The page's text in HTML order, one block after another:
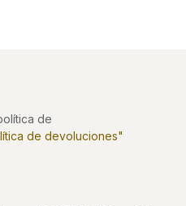
de
de devoluciones"